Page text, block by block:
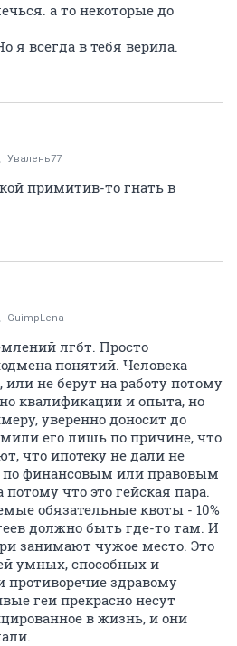
а то некоторые до
я всегда в тебя верила.
Увалень77
примитив-то гнать в
GuimpLena
лгбт. Просто
понятий. Человека
не берут на работу потому
квалификации и опыта, но
уверенно доносит до
его лишь по причине, что
что ипотеку не дали не
по финансовым или правовым
что это гейская пара.
обязательные квоты - 10%
должно быть где-то там. И
занимают чужое место. Это
умных, способных и
здравому
геи прекрасно несут
в жизнь, и они